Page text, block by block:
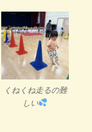
くねくね走るの難
しい